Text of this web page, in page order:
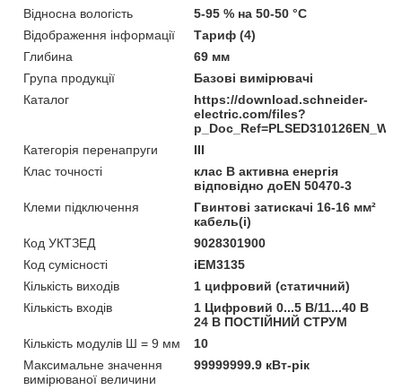
Відносна вологість
5-95 % на 50-50 °C
Відображення інформації
Тариф (4)
Глибина
69 мм
Група продукції
Базові вимірювачі
Каталог
https://download.schneider-
electric.com/files?
Категорія перенапруги
ІІІ
Клас точності
клас B активна енергія
відповідно доEN 50470-3
Клеми підключення
Гвинтові затискачі 16-16 мм²
кабель(і)
Код УКТЗЕД
9028301900
Код сумісності
iEM3135
Кількість виходів
1 цифровий (статичний)
Кількість входів
1 Цифровий 0...5 В/11...40 В
24 В ПОСТІЙНИЙ СТРУМ
Кількість модулів Ш = 9 мм
10
Максимальне значення
вимірюваної величини
99999999.9 кВт-рік